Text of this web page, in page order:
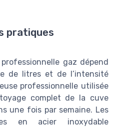
pratiques
gaz dépend
de litres et de l’intensité
professionnelle utilisée
complet de la cuve
une fois par semaine. Les
en acier inoxydable